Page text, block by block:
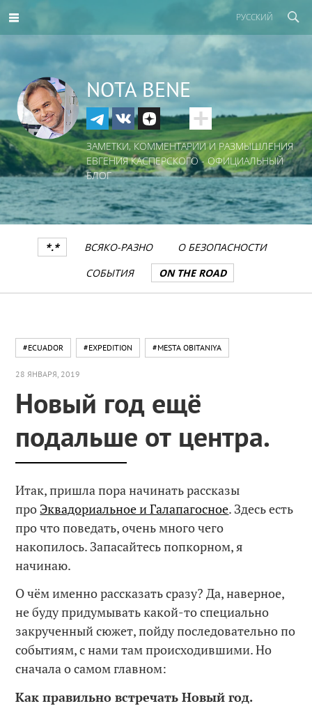
РУССКИЙ
NOTA BENE
ЗАМЕТКИ, КОММЕНТАРИИ И РАЗМЫШЛЕНИЯ
ЕВГЕНИЯ КАСПЕРСКОГО - ОФИЦИАЛЬНЫЙ
БЛОГ
*.* ВСЯКО-РАЗНО
О БЕЗОПАСНОСТИ
СОБЫТИЯ
ON THE ROAD
#ECUADOR #EXPEDITION #MESTA OBITANIYA
28 ЯНВАРЯ, 2019
Новый год ещё
подальше от центра.
Итак, пришла пора начинать рассказы
про Эквадориальное и Галапагосное. Здесь есть
про что поведать, очень много чего
накопилось. Запасайтесь попкорном, я
начинаю.
О чём именно рассказать сразу? Да, наверное,
не буду придумывать какой-то специально
закрученный сюжет, пойду последовательно по
событиям, с нами там происходившими. Но
сначала о самом главном:
Как правильно встречать Новый год.